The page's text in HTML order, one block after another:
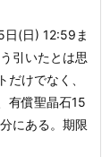
日(日) 12:59ま
引いたとは思
けでなく、
有償聖晶石15
にある。期限